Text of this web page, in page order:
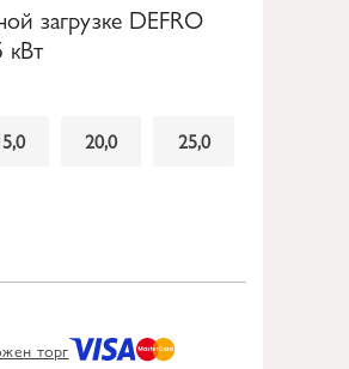
загрузке DEFRO
кВт
20,0
25,0
торг